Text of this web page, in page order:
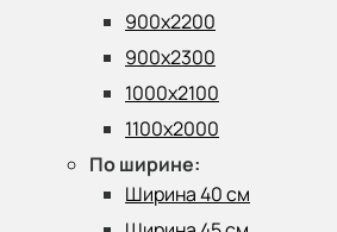
900х2200
900х2300
1000х2100
1100х2000
По ширине:
Ширина 40 см